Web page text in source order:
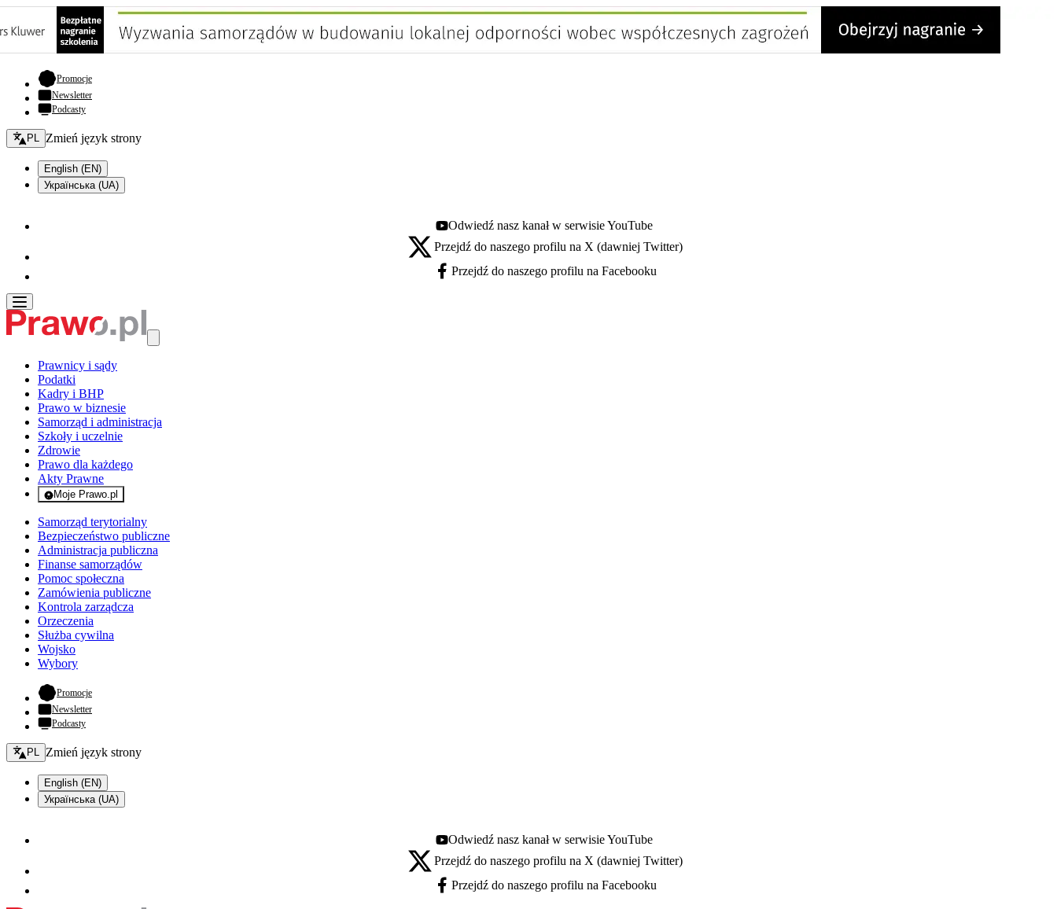
Promocje- otwiera się w nowej karcie
Newsletter
Podcasty
Zmień język - bieżący:
PL Zmień język strony
English (EN)
Українська (UA)
Youtube - otwiera się w nowej karcie
Odwiedź nasz kanał w serwisie YouTube
X - otwiera się w nowej karcie
Przejdź do naszego profilu na X (dawniej Twitter)
Facebook - otwiera się w nowej karcie
Przejdź do naszego profilu na Facebooku
Prawnicy i sądy
Podatki
Kadry i BHP
Prawo w biznesie
Samorząd i administracja
Szkoły i uczelnie
Zdrowie
Prawo dla każdego
Akty Prawne
Moje Prawo.pl
- rejestracja i logowanie do serwisu
Samorząd terytorialny
Bezpieczeństwo publiczne
Administracja publiczna
Finanse samorządów
Pomoc społeczna
Zamówienia publiczne
Kontrola zarządcza
Orzeczenia
Służba cywilna
Wojsko
Wybory
Promocje- otwiera się w nowej karcie
Newsletter
Podcasty
Zmień język - bieżący:
PL Zmień język strony
English (EN)
Українська (UA)
Youtube - otwiera się w nowej karcie
Odwiedź nasz kanał w serwisie YouTube
X - otwiera się w nowej karcie
Przejdź do naszego profilu na X (dawniej Twitter)
Facebook - otwiera się w nowej karcie
Przejdź do naszego profilu na Facebooku